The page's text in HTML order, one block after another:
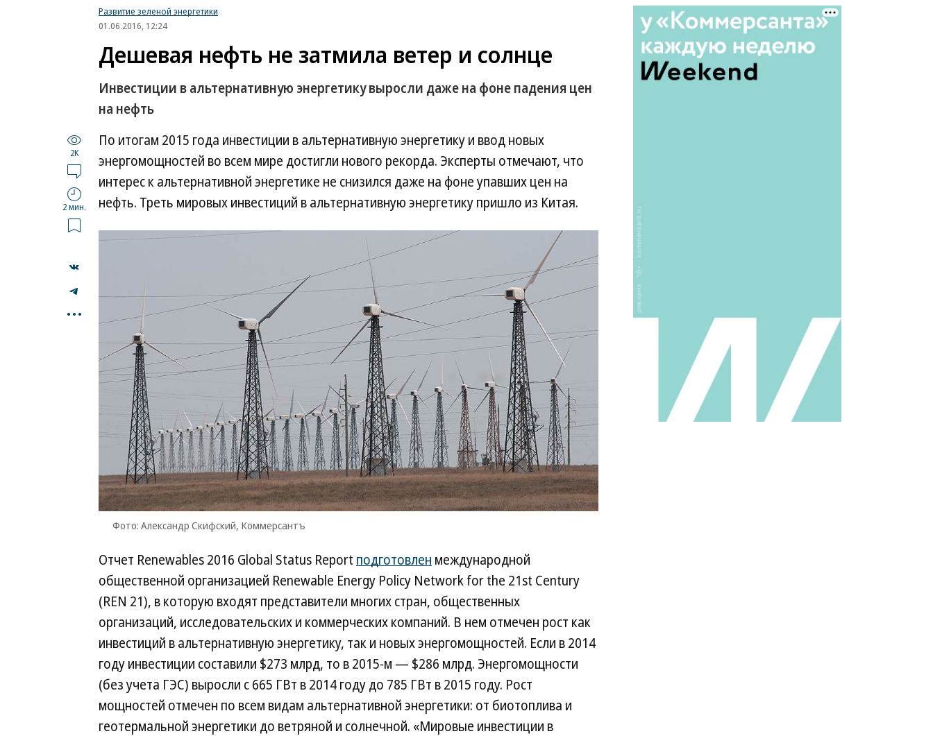
Развитие зеленой энергетики
01.06.2016, 12:24
Дешевая нефть не затмила ветер и солнце
Инвестиции в альтернативную энергетику выросли даже на фоне падения цен
на нефть
2K
2 мин.
...
По итогам 2015 года инвестиции в альтернативную энергетику и ввод новых
энергомощностей во всем мире достигли нового рекорда. Эксперты отмечают, что
интерес к альтернативной энергетике не снизился даже на фоне упавших цен на
нефть. Треть мировых инвестиций в альтернативную энергетику пришло из Китая.
Фото: Александр Скифский, Коммерсантъ
Отчет Renewables 2016 Global Status Report подготовлен международной
общественной организацией Renewable Energy Policy Network for the 21st Century
(REN 21), в которую входят представители многих стран, общественных
организаций, исследовательских и коммерческих компаний. В нем отмечен рост как
инвестиций в альтернативную энергетику, так и новых энергомощностей. Если в 2014
году инвестиции составили $273 млрд, то в 2015-м — $286 млрд. Энергомощности
(без учета ГЭС) выросли с 665 ГВт в 2014 году до 785 ГВт в 2015 году. Рост
мощностей отмечен по всем видам альтернативной энергетики: от биотоплива и
геотермальной энергетики до ветряной и солнечной. «Мировые инвестиции в